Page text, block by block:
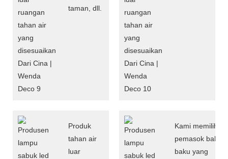
taman, dll.
Produk
tahan air
luar
Kami memilih
pemasok bahan
baku yang